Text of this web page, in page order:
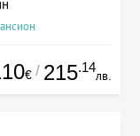
€ / 215.14
лв.